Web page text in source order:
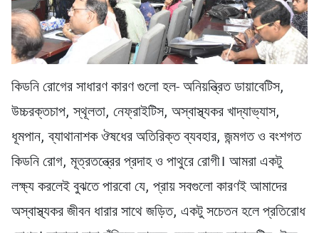
কিডনি রোগের সাধারণ কারণ গুলো হল- অনিয়ন্ত্রিত ডায়াবেটিস,
উচ্চরক্তচাপ, স্থূলতা, নেফ্রাইটিস, অস্বাস্থ্যকর খাদ্যাভ্যাস,
ধূমপান, ব্যাথানাশক ঔষধের অতিরিক্ত ব্যবহার, জন্মগত ও বংশগত
কিডনি রোগ, মূত্রতন্ত্রের প্রদাহ ও পাথুরে রোগী। আমরা একটু
লক্ষ্য করলেই বুঝতে পারবো যে, প্রায় সবগুলো কারণই আমাদের
অস্বাস্থ্যকর জীবন ধারার সাথে জড়িত, একটু সচেতন হলে প্রতিরোধ